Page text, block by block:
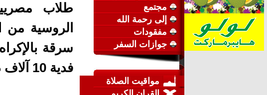
مجتمع
إلى رحمة الله
مفقودات
جوازات السفر
مواقيت الصلاة
طلاب
الروسية من
سرقة
فدية 10 آلاف دولار.